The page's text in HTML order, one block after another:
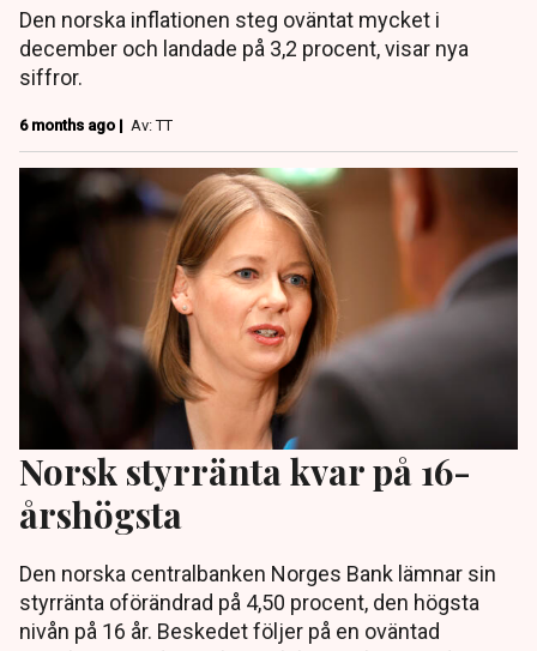
Den norska inflationen steg oväntat mycket i
december och landade på 3,2 procent, visar nya
siffror.
6 months ago | Av: TT
Norsk styrränta kvar på 16-
årshögsta
Den norska centralbanken Norges Bank lämnar sin
styrränta oförändrad på 4,50 procent, den högsta
nivån på 16 år. Beskedet följer på en oväntad